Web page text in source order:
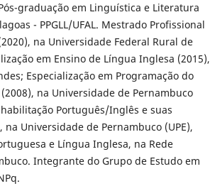
graduação em Linguística e Literatura
- PPGLL/UFAL. Mestrado Profissional
na Universidade Federal Rural de
em Ensino de Língua Inglesa (2015),
Especialização em Programação do
na Universidade de Pernambuco
Português/Inglês e suas
Universidade de Pernambuco (UPE),
e Língua Inglesa, na Rede
Integrante do Grupo de Estudo em